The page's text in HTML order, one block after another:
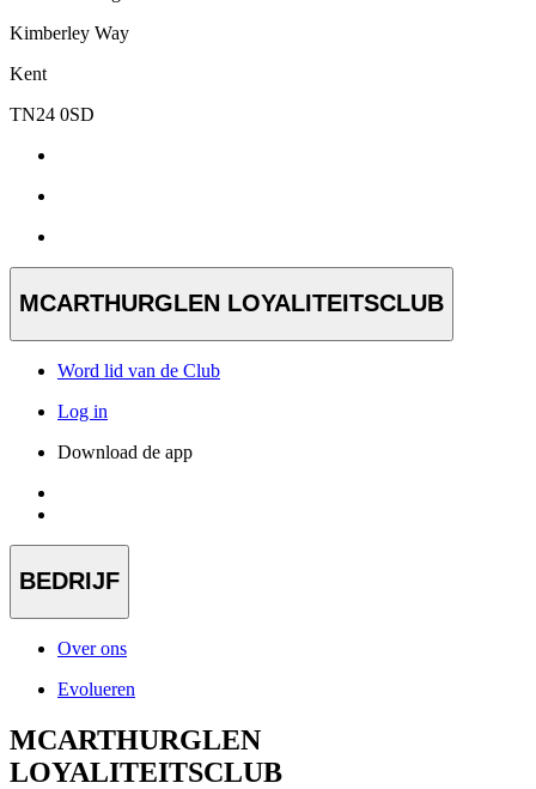
Kimberley Way
Kent
TN24 0SD
MCARTHURGLEN LOYALITEITSCLUB
Word lid van de Club
Log in
Download de app
BEDRIJF
Over ons
Evolueren
MCARTHURGLEN
LOYALITEITSCLUB